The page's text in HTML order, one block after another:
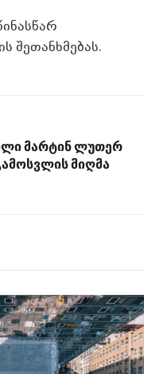
შეთანხმებას.
მარტინ ლუთერ
მიღმა